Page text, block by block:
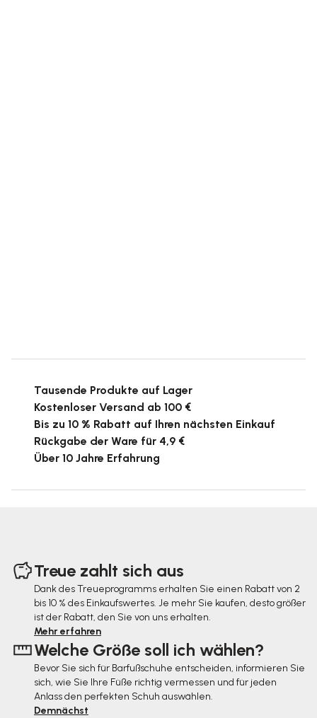
Tausende Produkte auf Lager
Kostenloser Versand ab 100 €
Bis zu 10 % Rabatt auf Ihren nächsten Einkauf
Rückgabe der Ware für 4,9 €
Über 10 Jahre Erfahrung
Treue zahlt sich aus
Dank des Treueprogramms erhalten Sie einen Rabatt von 2
bis 10 % des Einkaufswertes. Je mehr Sie kaufen, desto größer
ist der Rabatt, den Sie von uns erhalten.
Mehr erfahren
Welche Größe soll ich wählen?
Bevor Sie sich für Barfußschuhe entscheiden, informieren Sie
sich, wie Sie Ihre Füße richtig vermessen und für jeden
Anlass den perfekten Schuh auswählen.
Demnächst